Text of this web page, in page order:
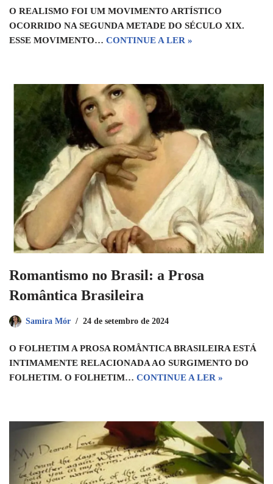
O REALISMO FOI UM MOVIMENTO ARTÍSTICO
OCORRIDO NA SEGUNDA METADE DO SÉCULO XIX.
ESSE MOVIMENTO… CONTINUE A LER »
Romantismo no Brasil: a Prosa
Romântica Brasileira
Samira Mór 24 de setembro de 2024
O FOLHETIM A PROSA ROMÂNTICA BRASILEIRA ESTÁ
INTIMAMENTE RELACIONADA AO SURGIMENTO DO
FOLHETIM. O FOLHETIM… CONTINUE A LER »